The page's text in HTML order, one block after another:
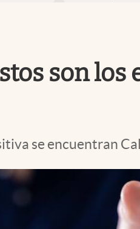
son
se encuentran